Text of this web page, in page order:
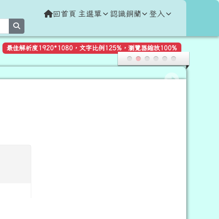
回首頁 主選單 認識銅蘭 登入
最佳解析度1920*1080，文字比例125%，瀏覽器縮放100%